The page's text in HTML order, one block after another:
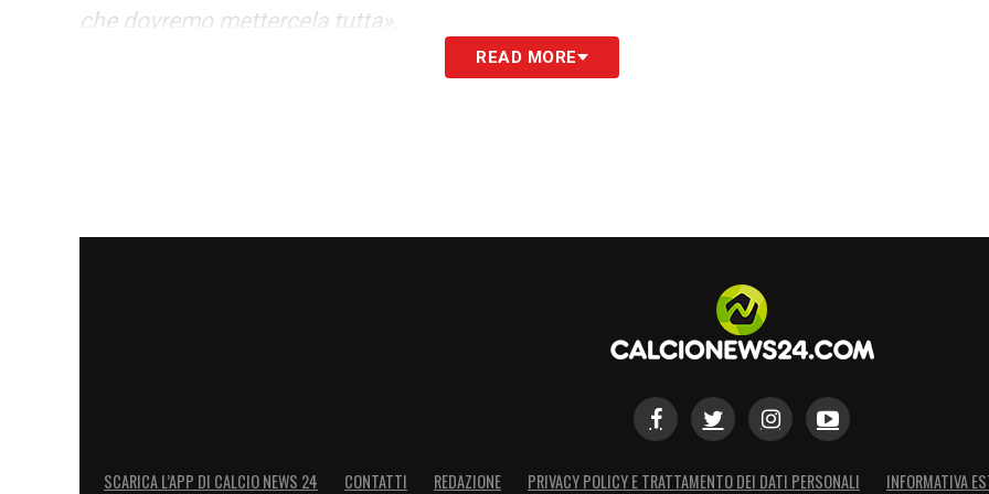
che dovremo mettercela tutta».
«Penso che a breve ci sarà un altro acquisto e poi sappiamo tutti che
nell’ultima settimana ha fatto un’ulteriore step durante l’allenamento e ho capito perché
READ MORE
SCARICA L’APP DI CALCIO NEWS 24 CONTATTI REDAZIONE PRIVACY POLICY E TRATTAMENTO DEI DATI PERSONALI INFORMATIVA